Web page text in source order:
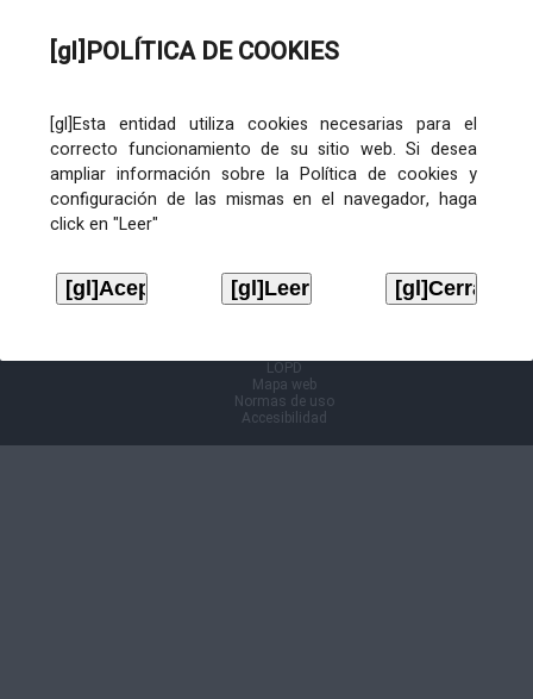
[gl]POLÍTICA DE COOKIES
[gl]Esta entidad utiliza cookies necesarias para el
correcto funcionamiento de su sitio web. Si desea
ampliar información sobre la Política de cookies y
configuración de las mismas en el navegador, haga
click en "Leer"
LOPD
Mapa web
Normas de uso
Accesibilidad